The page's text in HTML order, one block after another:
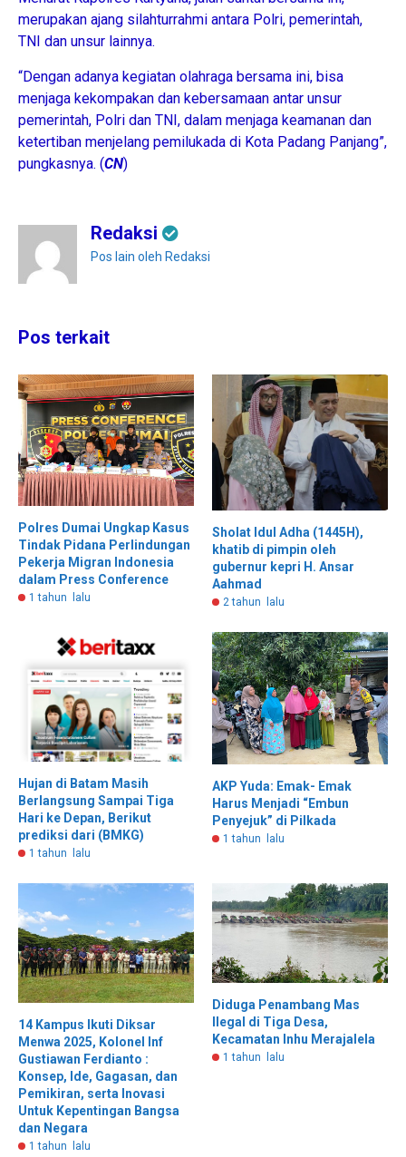
merupakan ajang silahturrahmi antara Polri, pemerintah,
TNI dan unsur lainnya.
“Dengan adanya kegiatan olahraga bersama ini, bisa
menjaga kekompakan dan kebersamaan antar unsur
pemerintah, Polri dan TNI, dalam menjaga keamanan dan
ketertiban menjelang pemilukada di Kota Padang Panjang”,
pungkasnya. (CN)
Redaksi
Pos lain oleh Redaksi
Pos terkait
Polres Dumai Ungkap Kasus
Tindak Pidana Perlindungan
Pekerja Migran Indonesia
dalam Press Conference
1 tahun lalu
Sholat Idul Adha (1445H),
khatib di pimpin oleh
gubernur kepri H. Ansar
Aahmad
2 tahun lalu
Hujan di Batam Masih
Berlangsung Sampai Tiga
Hari ke Depan, Berikut
prediksi dari (BMKG)
1 tahun lalu
AKP Yuda: Emak- Emak
Harus Menjadi “Embun
Penyejuk” di Pilkada
1 tahun lalu
14 Kampus Ikuti Diksar
Menwa 2025, Kolonel Inf
Gustiawan Ferdianto :
Konsep, Ide, Gagasan, dan
Pemikiran, serta Inovasi
Untuk Kepentingan Bangsa
dan Negara
1 tahun lalu
Diduga Penambang Mas
Ilegal di Tiga Desa,
Kecamatan Inhu Merajalela
1 tahun lalu